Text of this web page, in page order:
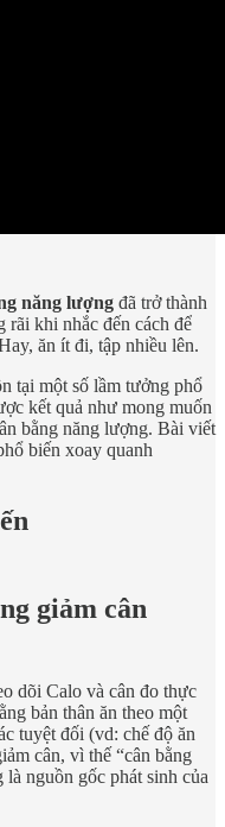
năng lượng đã trở thành
rãi khi nhắc đến cách để
ăn ít đi, tập nhiều lên.
tại một số lầm tưởng phổ
kết quả như mong muốn
bằng năng lượng. Bài viết
biến xoay quanh
giảm cân
dõi Calo và cân đo thực
bản thân ăn theo một
tuyệt đối (vd: chế độ ăn
cân, vì thế “cân bằng
nguồn gốc phát sinh của